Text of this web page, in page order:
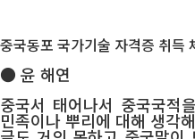
중국동포 국가기술 자격증 취득
● 윤 해연
중국서 태어나서 중국국적
민족이나 뿌리에 대해 생각